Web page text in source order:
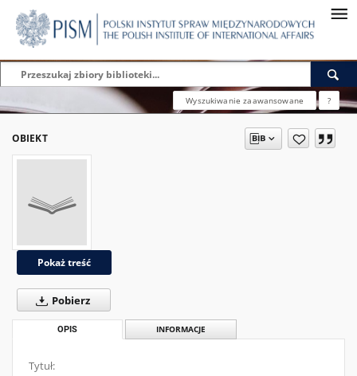
Wyszukiwanie zaawansowane ?
OBIEKT
Pokaż treść
Pobierz
OPIS INFORMACJE
Tytuł: